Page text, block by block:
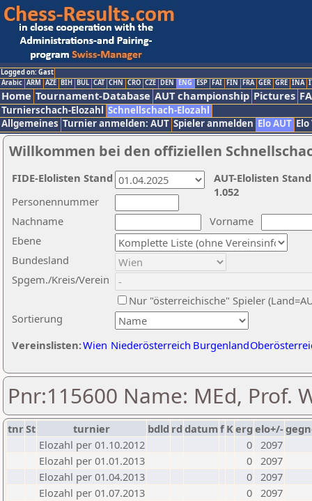
Logged on: Gast
Arabic ARM AZE BIH BUL CAT CHN CRO CZE DEN ENG ESP FAI FIN FRA GER GRE INA
Home Tournament-Database AUT championship Pictures
Turnierschach-Elozahl Schnellschach-Elozahl
Allgemeines Turnier anmelden: AUT Spieler anmelden Elo AUT
Willkommen bei den offiziellen
Nachname
Vorname
Ebene
Sortierung
Personennummer
Bundesland
Spgem./Kreis/Verein
Nur "österreichische" Spieler
Vereinslisten:Wien Niederösterreich Burgenland
AUT-Elolisten
1.052
FIDE-Elolisten Stand
Pnr:115600 Name: MEd, Prof.
tnrSt turnier bdld rd datumf Kerg elo+/-
Elozahl per 01.10.2012
0 2097
Elozahl per 01.01.2013
0 2097
Elozahl per 01.04.2013
0 2097
Elozahl per 01.07.2013
0 2097